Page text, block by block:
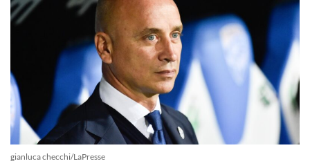
gianluca checchi/LaPresse